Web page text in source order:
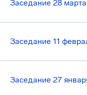
Заседание 28
Заседание 11
Заседание 27